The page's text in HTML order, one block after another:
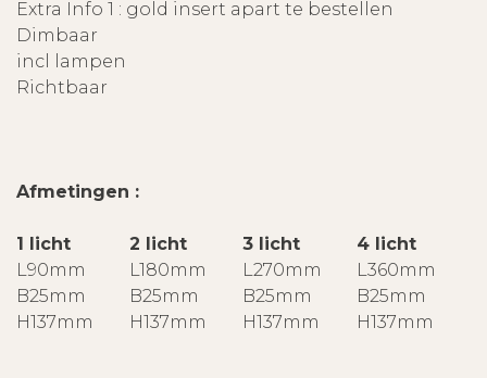
Extra Info 1 : gold insert apart te bestellen
Dimbaar
incl lampen
Richtbaar
Afmetingen :
1 licht 2 licht 3 licht
4 licht
L90mm
B25mm
H137mm
L180mm
B25mm
H137mm
L270mm
B25mm
H137mm
L360mm
B25mm
H137mm